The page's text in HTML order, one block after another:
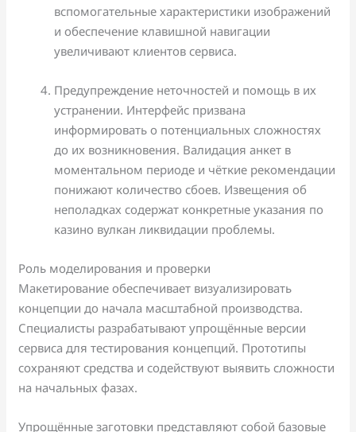
вспомогательные характеристики изображений
и обеспечение клавишной навигации
увеличивают клиентов сервиса.
Предупреждение неточностей и помощь в их
устранении. Интерфейс призвана
информировать о потенциальных сложностях
до их возникновения. Валидация анкет в
моментальном периоде и чёткие рекомендации
понижают количество сбоев. Извещения об
неполадках содержат конкретные указания по
казино вулкан ликвидации проблемы.
Роль моделирования и проверки
Макетирование обеспечивает визуализировать
концепции до начала масштабной производства.
Специалисты разрабатывают упрощённые версии
сервиса для тестирования концепций. Прототипы
сохраняют средства и содействуют выявить сложности
на начальных фазах.
Упрощённые заготовки представляют собой базовые